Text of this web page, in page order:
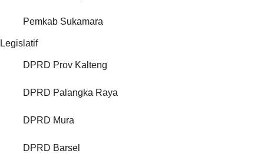
Pemkab Sukamara
Legislatif
DPRD Prov Kalteng
DPRD Palangka Raya
DPRD Mura
DPRD Barsel